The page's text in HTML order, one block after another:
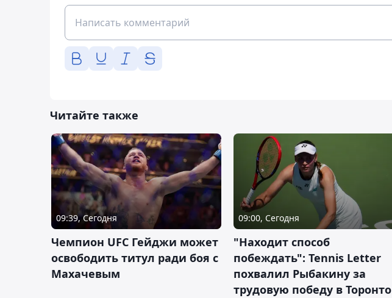
Читайте также
09:39, Сегодня
Чемпион UFC Гейджи может
освободить титул ради боя с
Махачевым
09:00, Сегодня
"Находит способ
побеждать": Tennis Letter
похвалил Рыбакину за
трудовую победу в Торонто